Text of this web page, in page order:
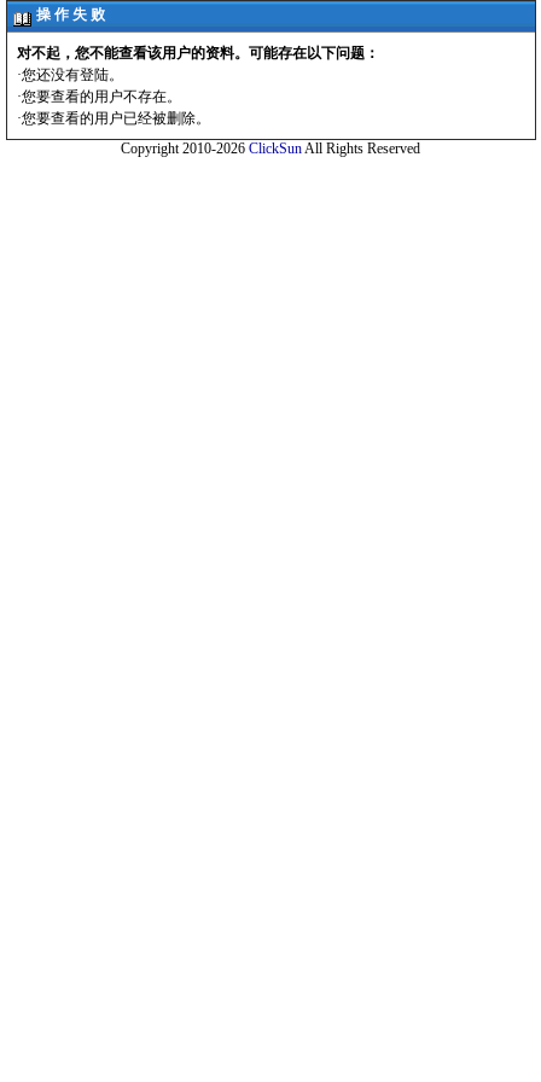
操 作 失 败
对不起，您不能查看该用户的资料。可能存在以下问题：
·您还没有登陆。
·您要查看的用户不存在。
·您要查看的用户已经被删除。
Copyright 2010-2026 ClickSunAll Rights Reserved